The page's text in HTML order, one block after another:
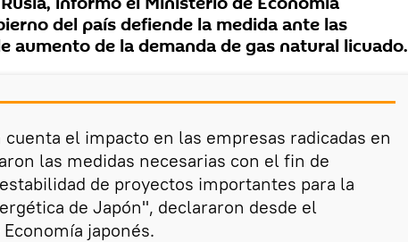
del país defiende la medida ante las
aumento de la demanda de gas natural licuado.
cuenta el impacto en las empresas radicadas en
las medidas necesarias con el fin de
de proyectos importantes para la
de Japón", declararon desde el
japonés.